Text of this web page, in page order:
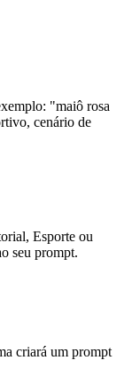
"maiô rosa
cenário de
Esporte ou
seu prompt.
criará um prompt